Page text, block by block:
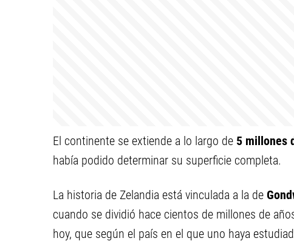
El continente se extiende a lo largo de 5 millones
había podido determinar su superficie completa.
La historia de Zelandia está vinculada a la de
cuando se dividió hace cientos de millones de
hoy, que según el país en el que uno haya